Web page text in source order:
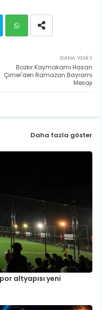
ats
DAHA YENI
Bozkır Kaymakamı Hasan
Çimer'den Ramazan Bayramı
Mesajı
Daha fazla göster
altyapısı yeni